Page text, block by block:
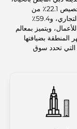
وتمتد على مساحة 46.9 مليون قدم مربع. تم تخصيص 22.1٪ من
المساحة للمشاريع السكنية، و18.5٪ للاستخدام التجاري، و59.4٪
ويتميز بمعالم
المنطقة بضيافتها
التي تحدد سوق